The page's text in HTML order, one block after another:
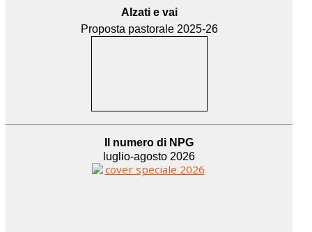
Alzati e vai
Proposta pastorale 2025-26
Il numero di NPG
luglio-agosto 2026